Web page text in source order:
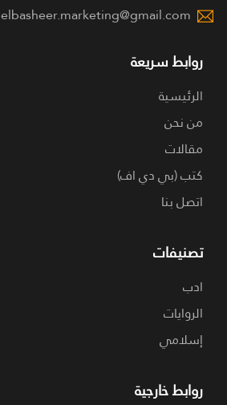
elbasheer.marketing@gmail.com
روابط سريعة
الرئيسية
من نحن
مقالات
كتب (بي دي اف)
اتصل بنا
تصنيفات
ادب
الروايات
إسلامي
روابط خارجية